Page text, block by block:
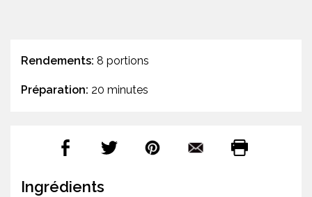
Rendements: 8 portions
Préparation: 20 minutes
Ingrédients